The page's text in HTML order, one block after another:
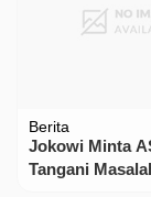
Kabar Daerah
Danposmat
Hadiri Doa